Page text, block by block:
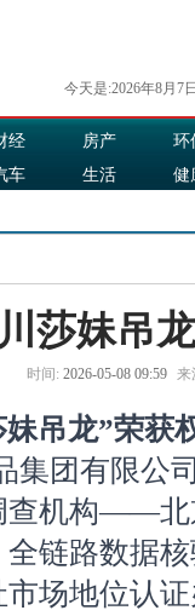
今天是:2026年8月7
经 房产
环
车
生活
健
莎妹吊
时间: 2026-05-08 09:59 来
吊龙”荣获
集团有限公
查机构——北
链路数据
场地位认